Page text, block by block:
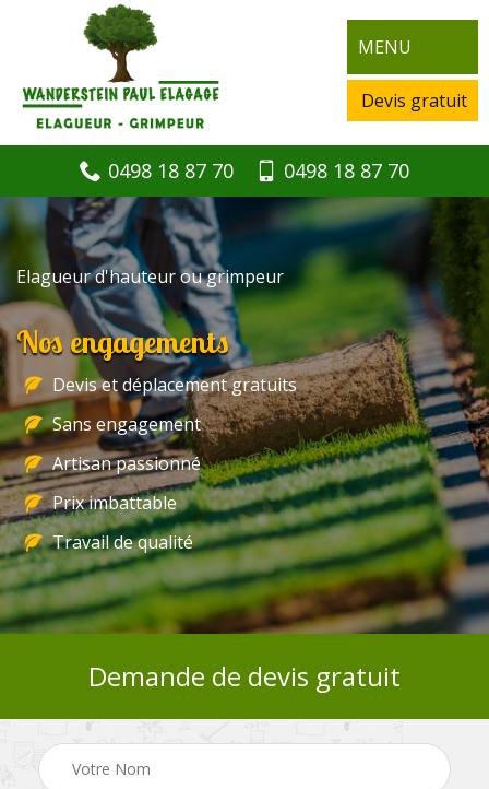
MENU
Devis gratuit
0498 18 87 70 0498 18 87 70
Elagueur d'hauteur ou grimpeur
Nos engagements
Devis et déplacement gratuits
Sans engagement
Artisan passionné
Prix imbattable
Travail de qualité
Demande de devis gratuit